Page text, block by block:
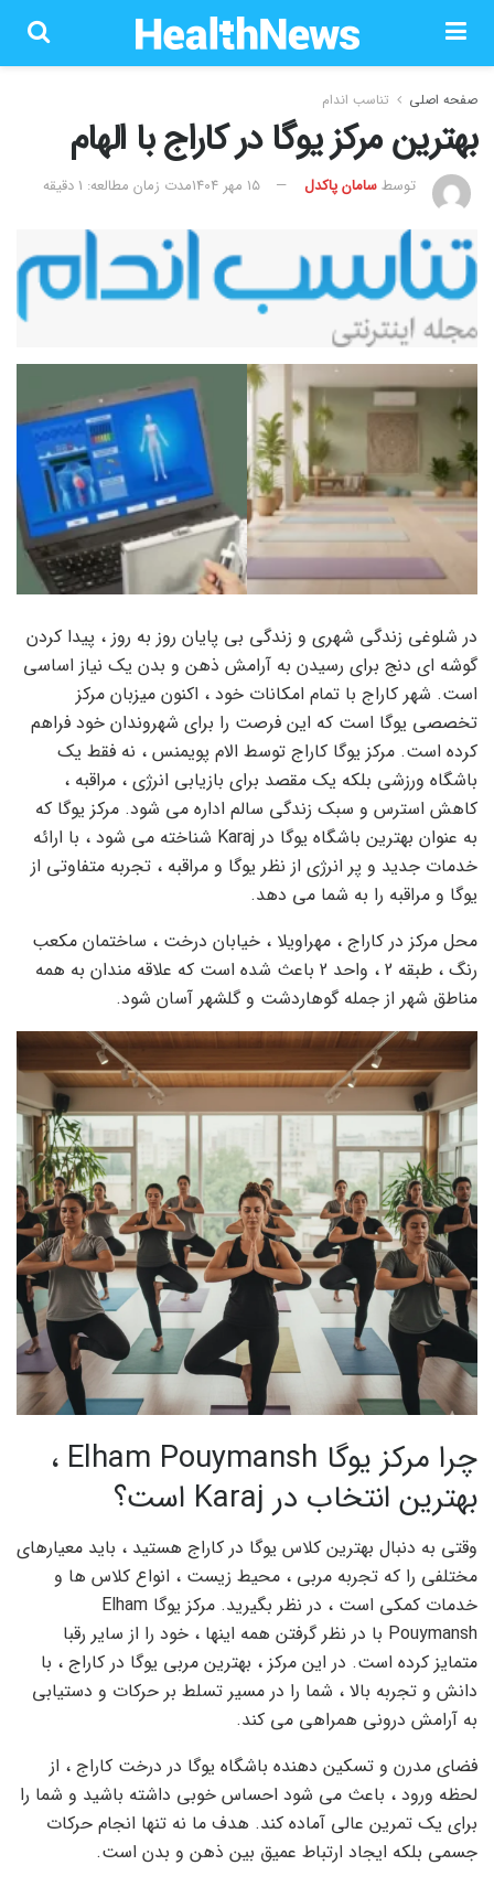
صفحه اصلی تناسب اندام
بهترین مرکز یوگا در کاراج با الهام
توسطسامان پاکدل ۱۵ مهر ۱۴۰۴ مدت زمان مطالعه: 1 دقیقه
در شلوغی زندگی شهری و زندگی بی پایان روز به روز ، پیدا کردن
گوشه ای دنج برای رسیدن به آرامش ذهن و بدن یک نیاز اساسی
است. شهر کاراج با تمام امکانات خود ، اکنون میزبان مرکز
تخصصی یوگا است که این فرصت را برای شهروندان خود فراهم
کرده است. مرکز یوگا کاراج توسط الام پویمنس ، نه فقط یک
باشگاه ورزشی بلکه یک مقصد برای بازیابی انرژی ، مراقبه ،
کاهش استرس و سبک زندگی سالم اداره می شود. مرکز یوگا که
به عنوان بهترین باشگاه یوگا در Karaj شناخته می شود ، با ارائه
خدمات جدید و پر انرژی از نظر یوگا و مراقبه ، تجربه متفاوتی از
یوگا و مراقبه را به شما می دهد.
محل مرکز در کاراج ، مهراویلا ، خیابان درخت ، ساختمان مکعب
رنگ ، طبقه 2 ، واحد 2 باعث شده است که علاقه مندان به همه
مناطق شهر از جمله گوهاردشت و گلشهر آسان شود.
چرا مرکز یوگا Elham Pouymansh ،
بهترین انتخاب در Karaj است؟
وقتی به دنبال بهترین کلاس یوگا در کاراج هستید ، باید معیارهای
مختلفی را که تجربه مربی ، محیط زیست ، انواع کلاس ها و
خدمات کمکی است ، در نظر بگیرید. مرکز یوگا Elham
Pouymansh با در نظر گرفتن همه اینها ، خود را از سایر رقبا
متمایز کرده است. در این مرکز ، بهترین مربی یوگا در کاراج ، با
دانش و تجربه بالا ، شما را در مسیر تسلط بر حرکات و دستیابی
به آرامش درونی همراهی می کند.
فضای مدرن و تسکین دهنده باشگاه یوگا در درخت کاراج ، از
لحظه ورود ، باعث می شود احساس خوبی داشته باشید و شما را
برای یک تمرین عالی آماده کند. هدف ما نه تنها انجام حرکات
جسمی بلکه ایجاد ارتباط عمیق بین ذهن و بدن است.